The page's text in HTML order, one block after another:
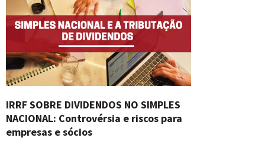
IRRF SOBRE DIVIDENDOS NO SIMPLES
NACIONAL: Controvérsia e riscos para
empresas e sócios